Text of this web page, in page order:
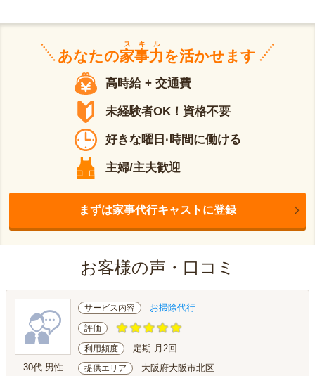
あなたの家事力
スキル
を活かせます
高時給 + 交通費
未経験者OK！資格不要
好きな曜日·時間に働ける
主婦/主夫歓迎
まずは家事代行キャストに登録
お客様の声・口コミ
30代 男性
サービス内容 お掃除代行
評価
利用頻度 定期 月2回
提供エリア 大阪府大阪市北区